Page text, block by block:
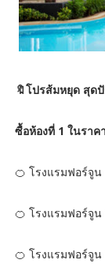
🔖โปรส้มหยุด สุดปั
ซื้อห้องที่ 1 ในรา
🍊 โรงแรมฟอร์จู
🍊 โรงแรมฟอร์จูน
🍊 โรงแรมฟอร์จู